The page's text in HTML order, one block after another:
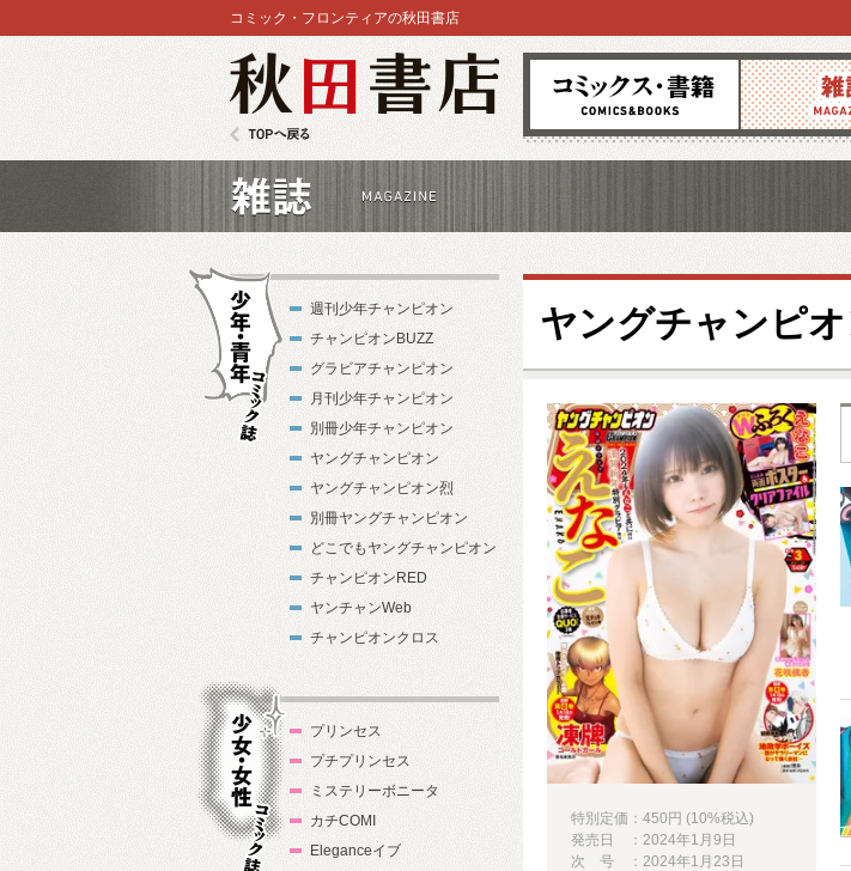
コミックス 雑誌
コミック・フロンティアの秋田書店
ヤングチャンピ
特別定価：450円 (10%税込)
発売日 ：2024年1月9日
次 号 ：2024年1月23日
週刊少年チャンピオン
チャンピオンBUZZ
グラビアチャンピオン
月刊少年チャンピオン
別冊少年チャンピオン
ヤングチャンピオン
ヤングチャンピオン烈
別冊ヤングチャンピオン
どこでもヤングチャンピオン
チャンピオンRED
ヤンチャンWeb
チャンピオンクロス
プリンセス
プチプリンセス
ミステリーボニータ
カチCOMI
Eleganceイブ